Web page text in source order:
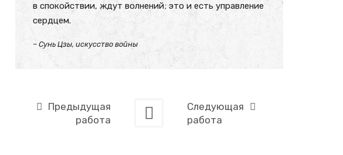
в спокойствии, ждут волнений; это и есть управление
сердцем.
– Сунь Цзы, искусство войны
Предыдущая
работа
Следующая
работа